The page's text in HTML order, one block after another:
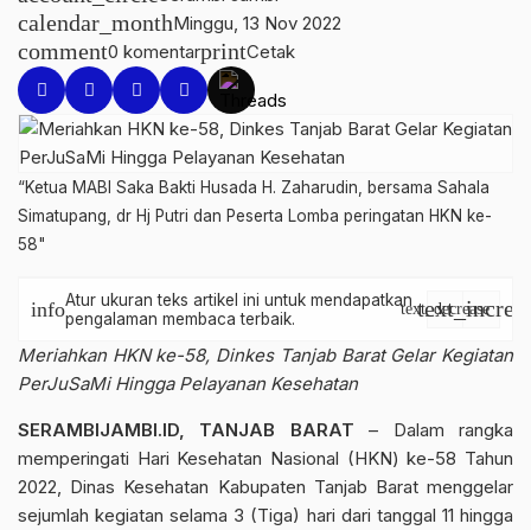
calendar_monthMinggu, 13 Nov 2022
comment0 komentarprintCetak
“Ketua MABI Saka Bakti Husada H. Zaharudin, bersama Sahala
Simatupang, dr Hj Putri dan Peserta Lomba peringatan HKN ke-
58"
infoAtur ukuran teks artikel ini untuk mendapatkan
pengalaman membaca terbaik.
text_decrease
Meriahkan HKN ke-58, Dinkes Tanjab Barat Gelar Kegiatan
PerJuSaMi Hingga Pelayanan Kesehatan
SERAMBIJAMBI.ID, TANJAB BARAT – Dalam rangka
memperingati Hari Kesehatan Nasional (HKN) ke-58 Tahun
2022, Dinas Kesehatan Kabupaten Tanjab Baratmenggelar
sejumlah kegiatan selama 3 (Tiga) hari dari tanggal 11 hingga